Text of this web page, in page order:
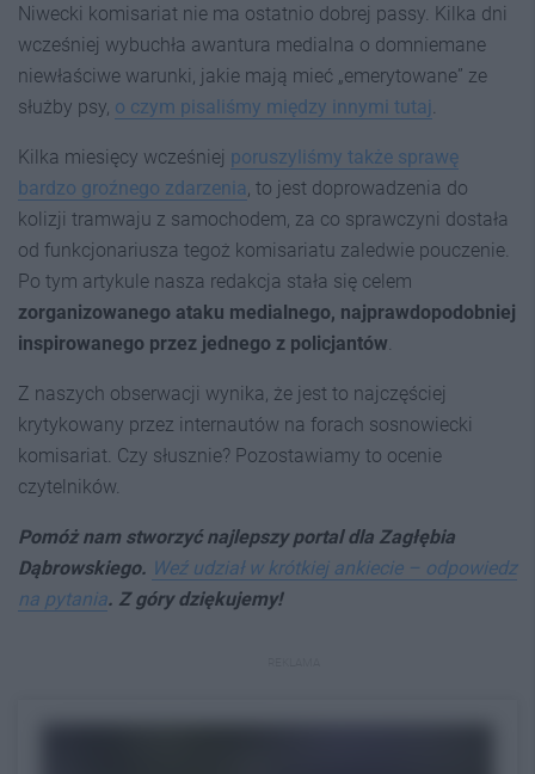
Niwecki komisariat nie ma ostatnio dobrej passy. Kilka dni
wcześniej wybuchła awantura medialna o domniemane
niewłaściwe warunki, jakie mają mieć „emerytowane” ze
służby psy, o czym pisaliśmy między innymi tutaj
Kilka miesięcy wcześniej poruszyliśmy także sprawę
bardzo groźnego zdarzenia , to jest doprowadzenia do
kolizji tramwaju z samochodem, za co sprawczyni dostała
od funkcjonariusza tegoż komisariatu zaledwie pouczenie.
Po tym artykule nasza redakcja stała się celem
zorganizowanego ataku medialnego, najprawdopodobniej
inspirowanego przez jednego z policjantów
Z naszych obserwacji wynika, że jest to najczęściej
krytykowany przez internautów na forach sosnowiecki
komisariat. Czy słusznie? Pozostawiamy to ocenie
czytelników.
Pomóż nam stworzyć najlepszy portal dla Zagłębia
Dąbrowskiego. Weź udział w krótkiej ankiecie – odpowiedz
na pytania. Z góry dziękujemy!